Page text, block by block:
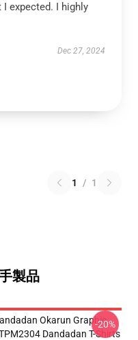
expected. I highly
Dec 27, 2024
1 / 1
製品
Okarun Graphic
Dandadan T-Shirts
-20%